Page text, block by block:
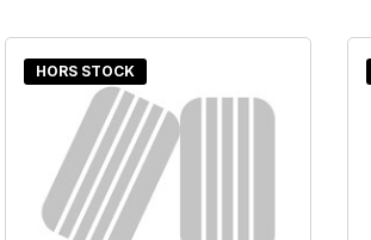
HORS STOCK